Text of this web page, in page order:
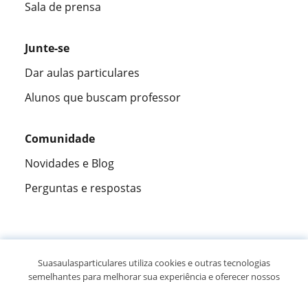
Sala de prensa
Junte-se
Dar aulas particulares
Alunos que buscam professor
Comunidade
Novidades e Blog
Perguntas e respostas
Suasaulasparticulares utiliza cookies e outras tecnologias
semelhantes para melhorar sua experiência e oferecer nossos